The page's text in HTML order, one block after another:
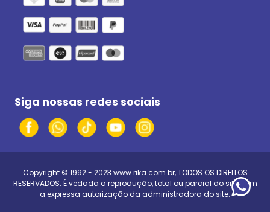
Siga nossas redes sociais
Copyright © 1992 - 2023 www.rika.com.br, TODOS OS DIREITOS
RESERVADOS. É vedada a reprodução, total ou parcial do site, sem
a expressa autorização da administradora do site.